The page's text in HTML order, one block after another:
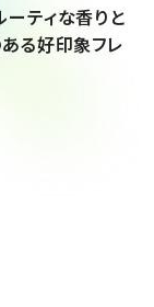
ティな香りと
る好印象フレ